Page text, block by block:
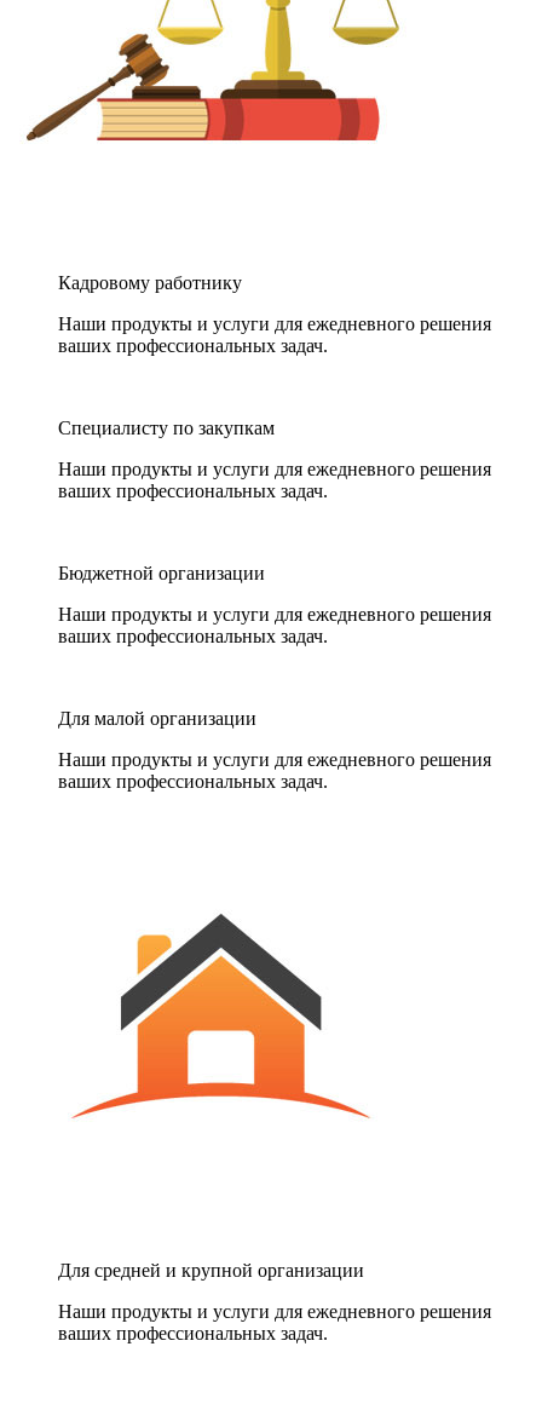
Кадровому работнику
Наши продукты и услуги для ежедневного решения
ваших профессиональных задач.
Специалисту по закупкам
Наши продукты и услуги для ежедневного решения
ваших профессиональных задач.
Бюджетной организации
Наши продукты и услуги для ежедневного решения
ваших профессиональных задач.
Для малой организации
Наши продукты и услуги для ежедневного решения
ваших профессиональных задач.
Для средней и крупной организации
Наши продукты и услуги для ежедневного решения
ваших профессиональных задач.